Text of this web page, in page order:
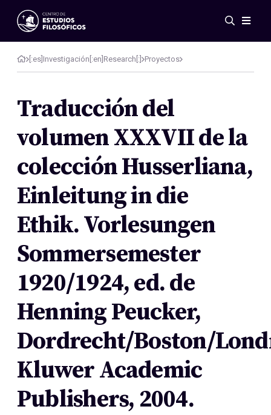
Eventos
Novedades
Investigación
Publicaciones
Galería
Acerca de nosotros
Miembros
Reglamento
[:es]Investigación[:en]Research[:] Proyectos
Traducción del
volumen XXXVII de la
colección Husserliana,
Einleitung in die
Ethik. Vorlesungen
Sommersemester
1920/1924, ed. de
Henning Peucker,
Dordrecht/Boston/
Kluwer Academic
Publishers, 2004.